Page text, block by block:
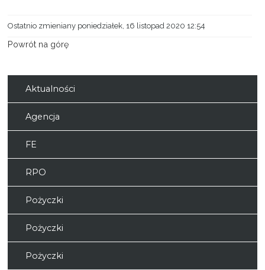
Ostatnio zmieniany poniedziałek, 16 listopad 2020 12:54
Powrót na górę
Aktualności
Agencja
FE
RPO
Pożyczki
Pożyczki
Pożyczki